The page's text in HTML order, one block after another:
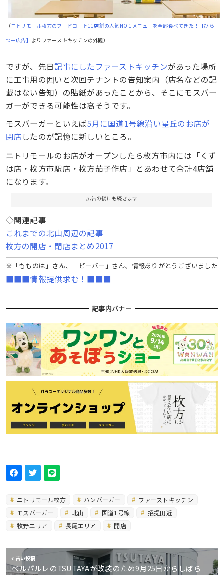
（ニトリモール枚方のフードコート11店舗の人気NO.1メニューを全部食べてきた！【ひら
つー広告】 よりファーストキッチンの外観）
ですが、先日記事にしたファーストキッチンがあった場所
に工事用の囲いと次回テナントの告知案内（店名などの記
載はない告知）の貼紙があったことから、そこにモスバー
ガーができる可能性は高そうです。
モスバーガーといえば5月に国道1号線沿い星丘のお店が
閉店したのが記憶に新しいところ。
ニトリモールのお店がオープンしたら枚方市内には「くず
は店・枚方市駅店・枚方茄子作店」とあわせて合計4店舗
になります。
広告の後にも続きます
◇関連記事
これまでの北山周辺の記事
枚方の開店・閉店まとめ2017
※「もものは」さん、「ビーバー」さん、情報ありがとうございました
■■■情報提供求む！■■■
記事内バナー
ニトリモール枚方 ハンバーガー
ファーストキッチン
モスバーガー
北山 国道1号線
招提田近
牧野エリア
長尾エリア 開店
古い投稿
ベルパルレのTSUTAYAが改装のため9月25日からしばら